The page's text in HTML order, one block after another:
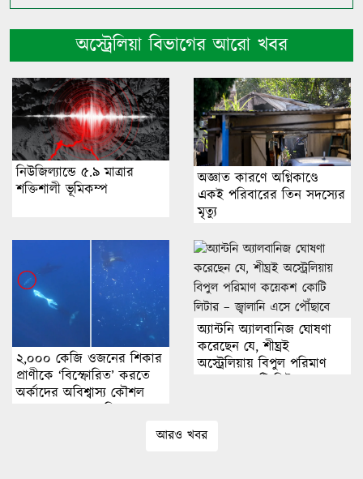
অস্ট্রেলিয়া বিভাগের আরো খবর
নিউজিল্যান্ডে ৫.৯ মাত্রার
শক্তিশালী ভূমিকম্প
অজ্ঞাত কারণে অগ্নিকাণ্ডে
একই পরিবারের তিন সদস্যের
মৃত্যু
২,০০০ কেজি ওজনের শিকার
প্রাণীকে ‘বিস্ফোরিত’ করতে
অর্কাদের অবিশ্বাস্য কৌশল
অ্যান্টনি অ্যালবানিজ ঘোষণা
করেছেন যে, শীঘ্রই
অস্ট্রেলিয়ায় বিপুল পরিমাণ
কয়েকশ কোটি লিটার –
আরও খবর